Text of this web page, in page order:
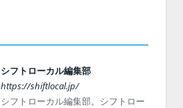
シフトローカル編集部
https://shiftlocal.jp/
シフトローカル編集部。シフトロー